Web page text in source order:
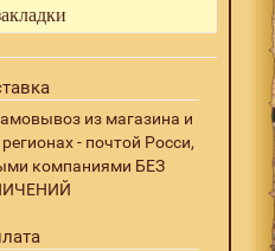
из магазина и
- почтой Росси,
компаниями БЕЗ